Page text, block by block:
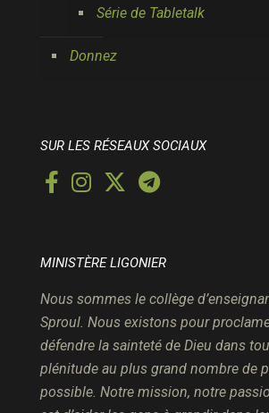
Série de Tabletalk
Donnez
SUR LES RÉSEAUX SOCIAUX
MINISTÈRE LIGONIER
Nous sommes le collège
Sproul. Nous existons pour
défendre la sainteté de Dieu dans
plénitude au plus grand nombre de
possible. Notre mission, notre